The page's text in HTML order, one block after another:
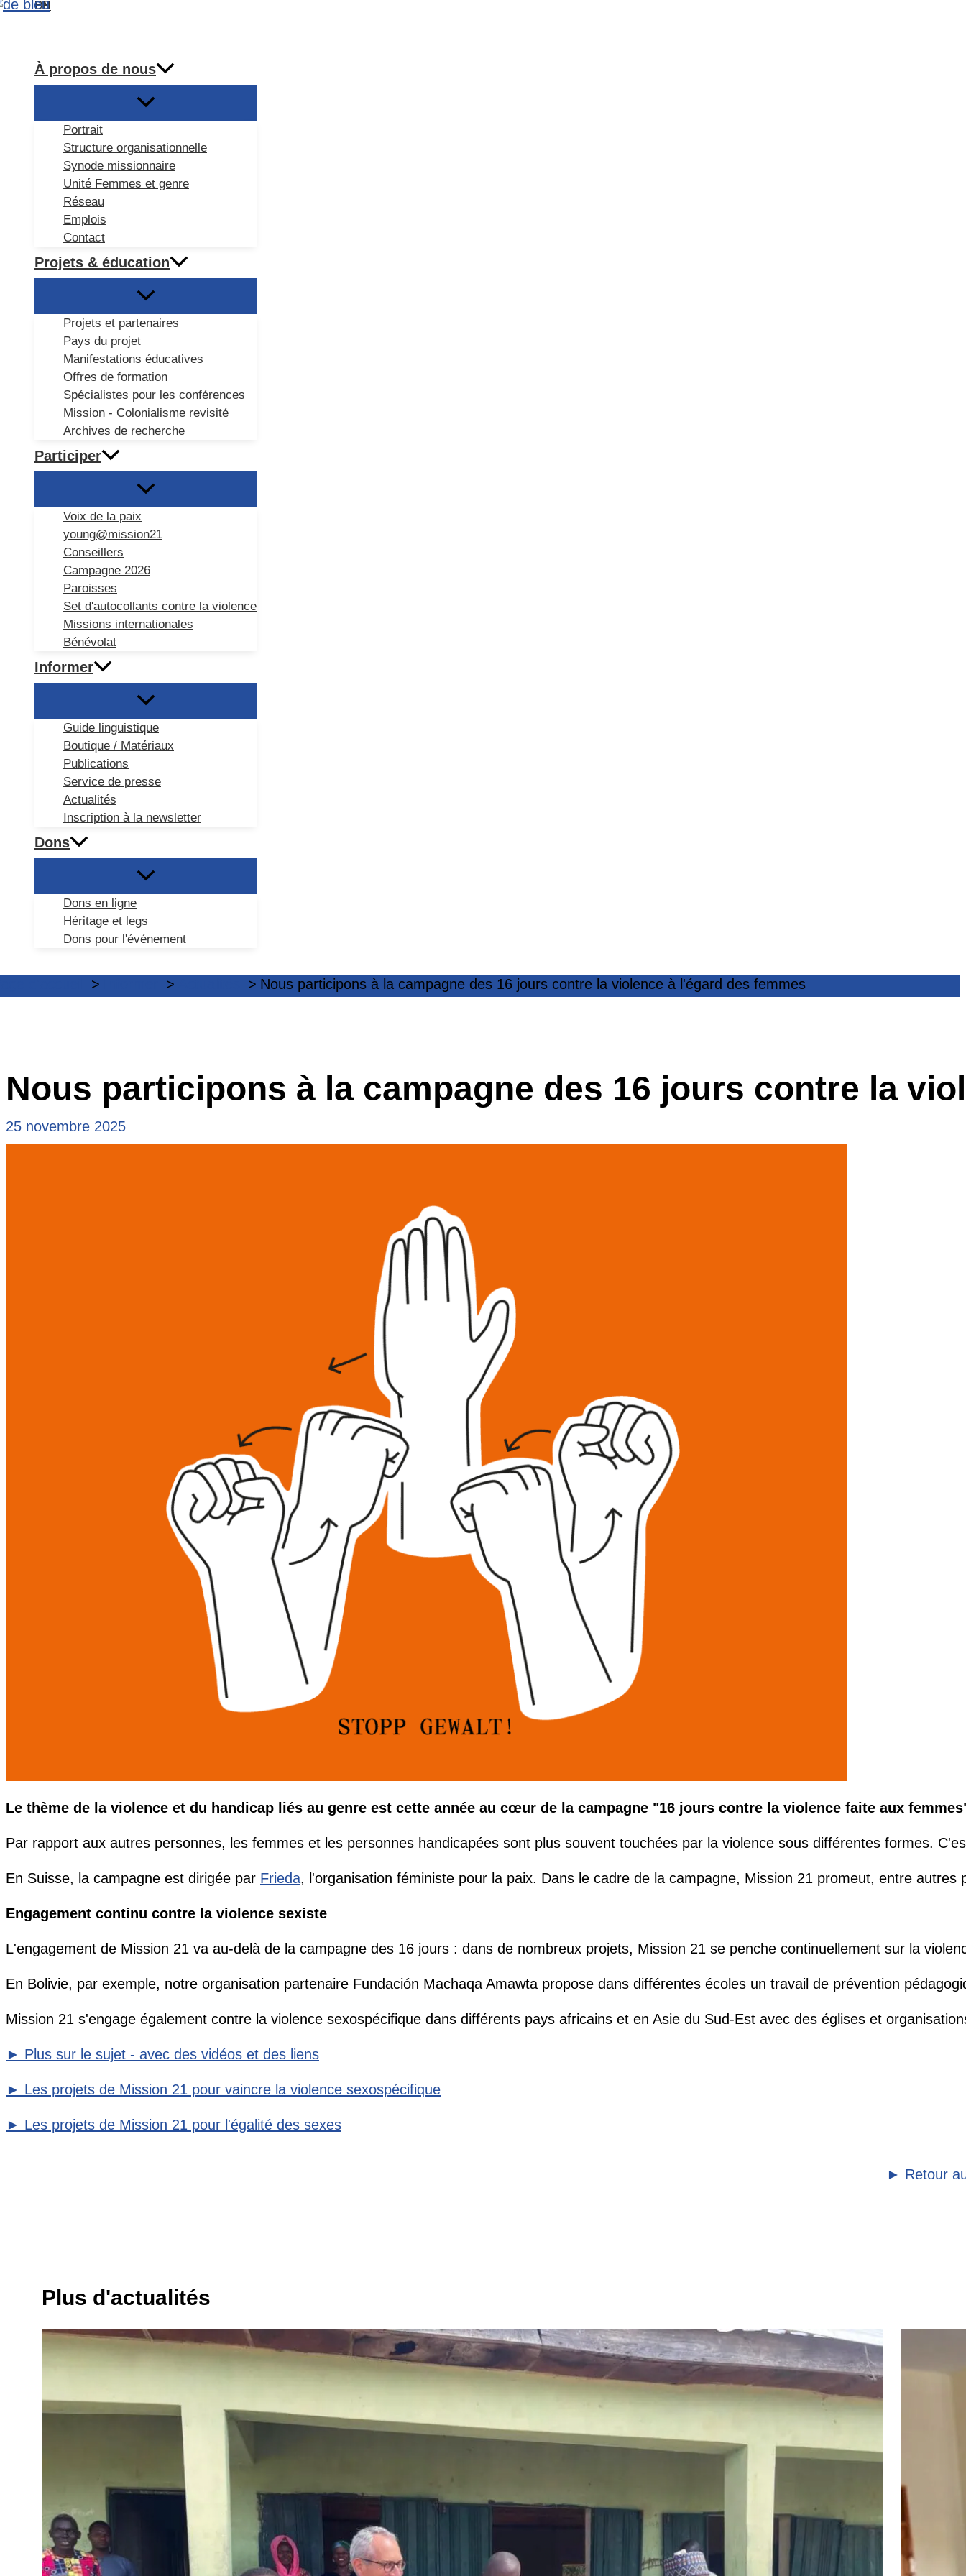
Aller
DE
EN
ES
FR
À propos de nous
Portrait
Structure organisationnelle
Synode missionnaire
Unité Femmes et genre
Réseau
Emplois
Contact
Projets & éducation
Projets et partenaires
Pays du projet
Manifestations éducatives
Offres de formation
Spécialistes pour les conférences
Mission - Colonialisme revisité
Archives de recherche
Participer
Voix de la paix
young@mission21
Conseillers
Campagne 2026
Paroisses
Set d'autocollants contre la violence
Missions internationales
Bénévolat
Informer
Guide linguistique
Boutique / Matériaux
Publications
Service de presse
Actualités
Inscription à la newsletter
Dons
Dons en ligne
Héritage et legs
Dons pour l'événement
Nous participons à la campagne des 16 jours contre la violence à l'égard des femmes
Nous participons à la campagne des 16 jours contre la
25 novembre 2025
Le thème de la violence et du handicap liés au genre est cette année au cœur de la campagne "16 jours contre la violence faite aux
Par rapport aux autres personnes, les femmes et les personnes handicapées sont plus souvent touchées par la violence sous différentes formes.
En Suisse, la campagne est dirigée par Frieda, l'organisation féministe pour la paix. Dans le cadre de la campagne, Mission 21 promeut, entre
Engagement continu contre la violence sexiste
L'engagement de Mission 21 va au-delà de la campagne des 16 jours : dans de nombreux projets, Mission 21 se penche continuellement sur la
En Bolivie, par exemple, notre organisation partenaire Fundación Machaqa Amawta propose dans différentes écoles un travail de prévention
Mission 21 s'engage également contre la violence sexospécifique dans différents pays africains et en Asie du Sud-Est avec des églises et
► Plus sur le sujet - avec des vidéos et des liens
► Les projets de Mission 21 pour vaincre la violence sexospécifique
► Les projets de Mission 21 pour l'égalité des sexes
► Retour
Plus d'actualités